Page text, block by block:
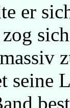
er
seine